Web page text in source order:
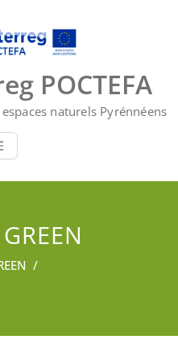
POCTEFA
naturels Pyrénnéens
/